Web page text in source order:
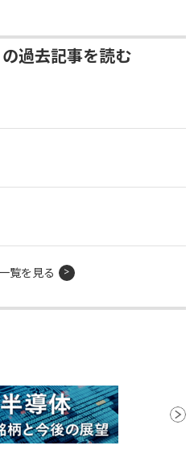
の過去記事を読む
覧を見る